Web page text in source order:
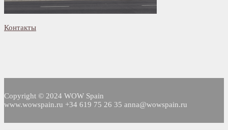
Контакты
Copyright © 2024 WOW Spain
www.wowspain.ru +34 619 75 26 35 anna@wowspain.ru